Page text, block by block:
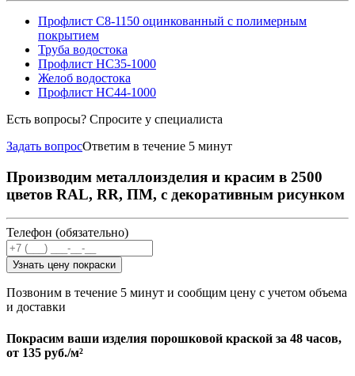
Профлист С8-1150 оцинкованный с полимерным
покрытием
Труба водостока
Профлист НС35-1000
Желоб водостока
Профлист НС44-1000
Есть вопросы? Спросите у специалиста
Задать вопросОтветим в течение 5 минут
Производим металлоизделия и красим в 2500
цветов RAL, RR, ПМ, с декоративным рисунком
Телефон (обязательно)
Узнать цену покраски
Позвоним в течение 5 минут и сообщим цену с учетом объема
и доставки
Покрасим ваши изделия порошковой краской за 48 часов,
от 135 руб./м²